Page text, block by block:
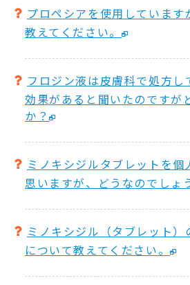
プロペシアを使用しています
教えてください。
フロジン液は皮膚科で処方し
効果があると聞いたのですが
か？
ミノキシジルタブレットを個
思いますが、どうなのでしょ
ミノキシジル（タブレット
について教えてください。